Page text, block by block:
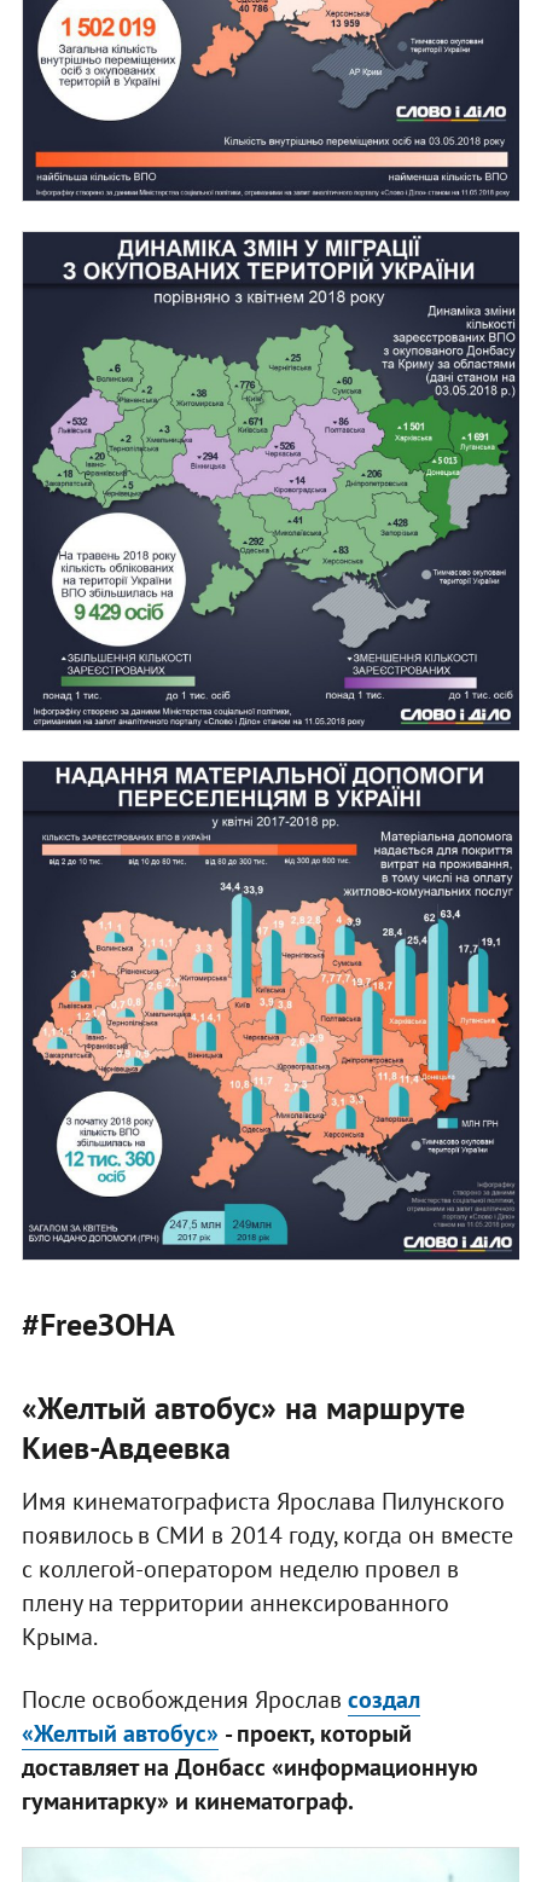
#FreeЗОНА
«Желтый автобус» на маршруте
Киев-Авдеевка
Имя кинематографиста Ярослава Пилунского
появилось в СМИ в 2014 году, когда он вместе
с коллегой-оператором неделю провел в
плену на территории аннексированного
Крыма.
После освобождения Ярослав создал
«Желтый автобус» - проект, который
доставляет на Донбасс «информационную
гуманитарку» и кинематограф.